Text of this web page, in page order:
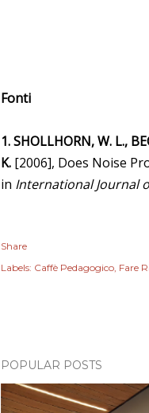
Fonti
1. SHOLLHORN, W. L.,
K. [2006], Does Noise
in International Journal
Share
Labels: Caffè Pedagogico Fare
POPULAR POSTS